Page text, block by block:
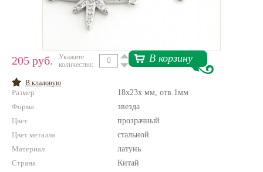
Бисер TOHO
Нетемнеющая фурнитура
Всё для вышивки
Натуральные камни
Новинки!
Фотофорум
205 руб.
Укажите
количество:
В корзину
В кладовую
Размер
18x23x мм, отв.1мм
Форма
звезда
Цвет
прозрачный
Цвет металла
стальной
Материал
латунь
Страна
Китай